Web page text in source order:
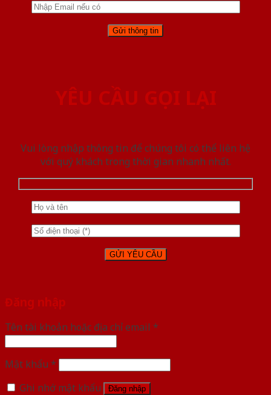
YÊU CẦU GỌI LẠI
Vui lòng nhập thông tin để chúng tôi có thể liên hệ
với quý khách trong thời gian nhanh nhất.
Đăng nhập
Tên tài khoản hoặc địa chỉ email *
Mật khẩu *
Ghi nhớ mật khẩu
Đăng nhập